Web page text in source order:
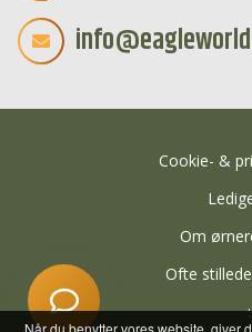
Cookie- &
Om
Ofte
:
Billetkøb
Særlige åbningstider
Når du benytter vores website, giver